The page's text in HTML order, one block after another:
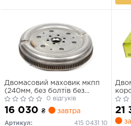
Двомасовий маховик мкпп
(240мм, без болтів без
направляючого підшипника
з диском регулювання
тертя) AUDI A3, A6 C6, Q3,
TT SEAT ALHAMBRA, ALTEA,
0 відгуків
16 030 ₴ завтра
Артикул:
415 0431 10
21